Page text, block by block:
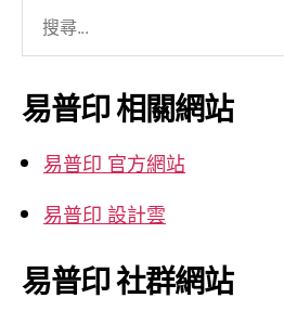
關
鍵
字:
易普印 相關網站
易普印 官方網站
易普印 設計雲
易普印 社群網站